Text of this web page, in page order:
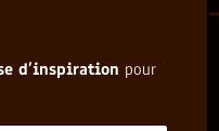
à Ebersheim ?
et des maisons
d’inspiration pour